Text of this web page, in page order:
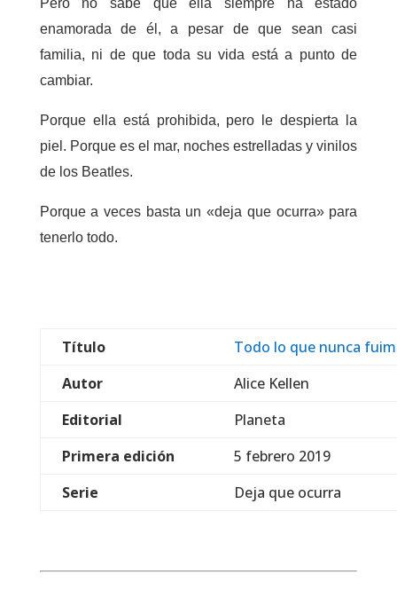
Pero no sabe que ella siempre ha estado
enamorada de él, a pesar de que sean casi
familia, ni de que toda su vida está a punto de
cambiar.
Porque ella está prohibida, pero le despierta la
piel. Porque es el mar, noches estrelladas y vinilos
de los Beatles.
Porque a veces basta un «deja que ocurra» para
tenerlo todo.
Título
Todo lo que nunca
Autor
Alice Kellen
Editorial
Planeta
Primera edición
5 febrero 2019
Serie
Deja que ocurra